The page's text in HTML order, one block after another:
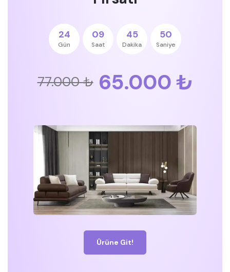
24
Gün
09
Saat
45
Dakika
49
Saniye
77.000 ₺ 65.000 ₺
Ürüne Git!